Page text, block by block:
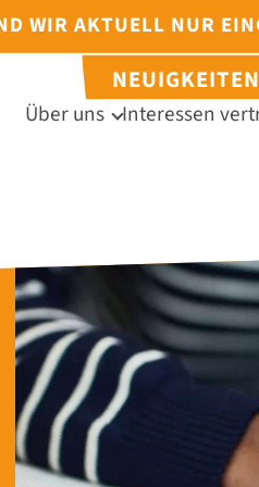
WIR AKTUELL NUR
NEUIGKEITEN
Über uns Interessen